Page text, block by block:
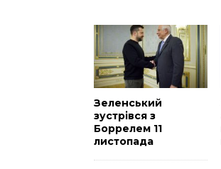
Зеленський
зустрівся з
Боррелем 11
листопада